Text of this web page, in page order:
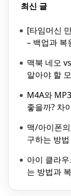
최신 글
[타임머신
– 백업과 복
맥북 네오
알아야 할
M4A와
좋을까? 차
맥/아이폰
구하는 방법
아이 클라
는 방법과